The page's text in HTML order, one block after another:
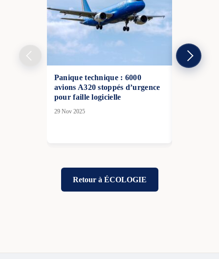
Panique technique : 6000
avions A320 stoppés d’urgence
pour faille logicielle
29 Nov 2025
Retour à ÉCOLOGIE